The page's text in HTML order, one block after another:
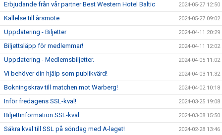
Erbjudande från vår partner Best Western Hotel Baltic 2024-05-27 12:50
Kallelse till årsmöte 2024-05-27 09:02
Uppdatering - Biljetter 2024-04-11 20:29
Biljettsläpp för medlemmar! 2024-04-11 12:02
Uppdatering - Medlemsbiljetter. 2024-04-05 11:02
Vi behöver din hjälp som publikvärd! 2024-04-03 11:32
Bokningskrav till matchen mot Warberg! 2024-04-02 10:18
Inför fredagens SSL-kval! 2024-03-25 19:08
Biljettinformation SSL-kval 2024-03-08 15:50
Säkra kval till SSL på söndag med A-laget! 2024-02-28 13:46